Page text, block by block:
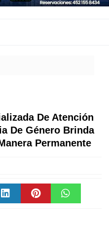
De Atención
De Género Brinda
Permanente